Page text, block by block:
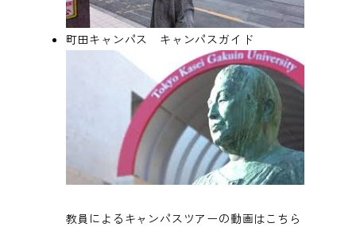
町田キャンパス キャンパスガイド
教員によるキャンパスツアーの動画はこちら